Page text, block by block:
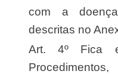
com a
descritas no
Art. 4º Fica excluído da Tabela de